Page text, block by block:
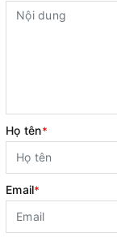
Họ tên*
Email*